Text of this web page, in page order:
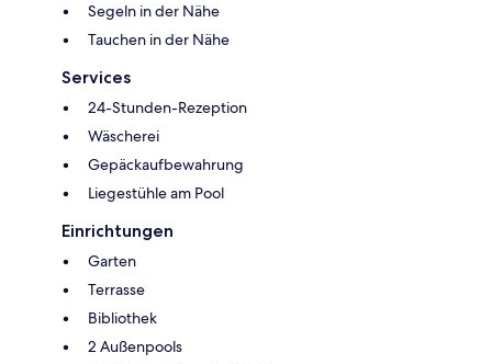
Segeln in der Nähe
Tauchen in der Nähe
Services
24-Stunden-Rezeption
Wäscherei
Gepäckaufbewahrung
Liegestühle am Pool
Einrichtungen
Garten
Terrasse
Bibliothek
2 Außenpools